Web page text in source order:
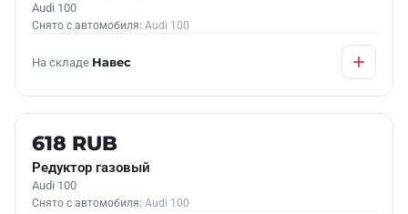
Audi 100
Снято с автомобиля: Audi 100
На складе Навес
Б/У В НАЛИЧИИ
618 RUB
Редуктор газовый
Audi 100
Снято с автомобиля: Audi 100